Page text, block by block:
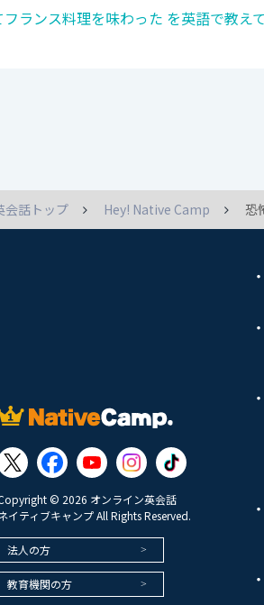
ランス料理を味わった を英語で教え
会話トップ Hey! Native Camp 恐
© 2026 オンライン英会話
イティブキャンプ All Rights Reserved.
法人の方
教育機関の方